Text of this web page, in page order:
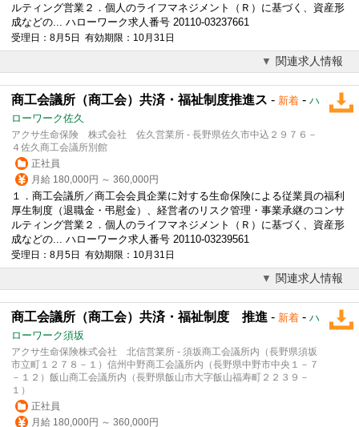
ルティング営業２．個人のライフマネジメント（Ｒ）に基づく、資産形
成などの... ハローワーク求人番号 20110-03237661
受理日：8月5日 有効期限：10月31日
関連求人情報
商工会議所（商工会）共済・福祉制度推進ス - 新着 - ハ
ローワーク佐久
アクサ生命保険 株式会社 佐久営業所 - 長野県佐久市中込２９７６－
４佐久商工会議所別館
正社員
月給 180,000円 ～ 360,000円
１．商工会議所／商工会会員企業に対する生命保険による従業員の福利
厚生制度（退職金・弔慰金）、経営者のリスク管理・事業承継のコンサ
ルティング営業２．個人のライフマネジメント（Ｒ）に基づく、資産形
成などの... ハローワーク求人番号 20110-03239561
受理日：8月5日 有効期限：10月31日
関連求人情報
商工会議所（商工会）共済・福祉制度 推進 - 新着 - ハ
ローワーク須坂
アクサ生命保険株式会社 北信営業所 - 須坂商工会議所内（長野県須坂
市立町１２７８－１）信州中野商工会議所内（長野県中野市中央１－７
－１２）飯山商工会議所内（長野県飯山市大字飯山福寿町２２３９－
１）
正社員
月給 180,000円 ～ 360,000円